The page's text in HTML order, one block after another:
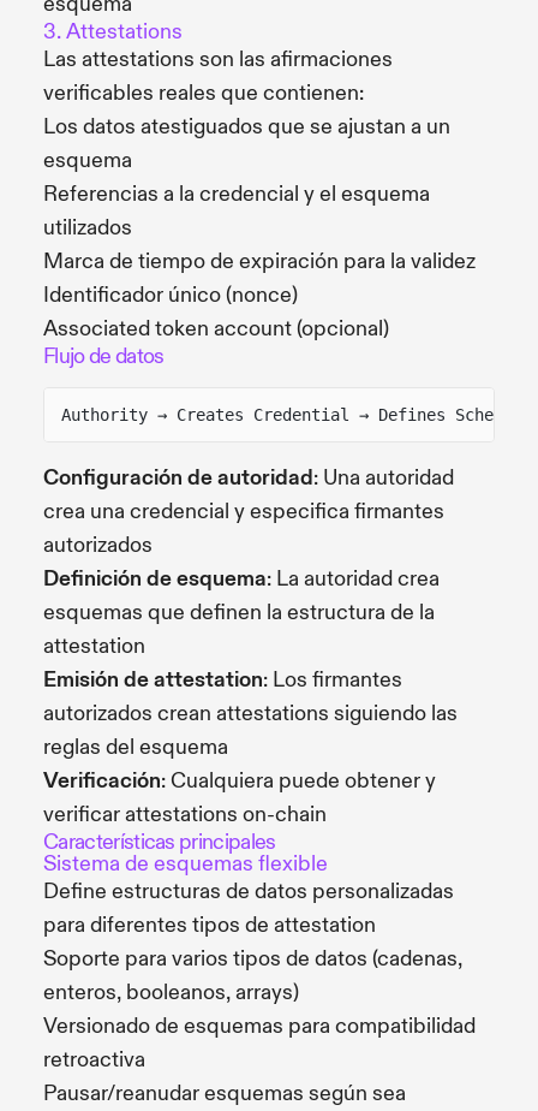
3. Attestations
Las attestations son las afirmaciones
verificables reales que contienen:
Los datos atestiguados que se ajustan a un
esquema
Referencias a la credencial y el esquema
utilizados
Marca de tiempo de expiración para la validez
Identificador único (nonce)
Associated token account (opcional)
Flujo de datos
Authority → Creates Credential → Defines Schema
Configuración de autoridad: Una autoridad
crea una credencial y especifica firmantes
autorizados
Definición de esquema: La autoridad crea
esquemas que definen la estructura de la
attestation
Emisión de attestation: Los firmantes
autorizados crean attestations siguiendo las
reglas del esquema
Verificación: Cualquiera puede obtener y
verificar attestations on-chain
Características principales
Sistema de esquemas flexible
Define estructuras de datos personalizadas
para diferentes tipos de attestation
Soporte para varios tipos de datos (cadenas,
enteros, booleanos, arrays)
Versionado de esquemas para compatibilidad
retroactiva
Pausar/reanudar esquemas según sea